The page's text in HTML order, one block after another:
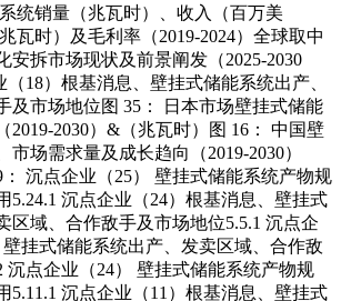
系统销量（兆瓦时）、收入（百万美
瓦时）及毛利率（2019-2024）全球取中
安拆市场现状及前景阐发（2025-2030
（18）根基消息、壁挂式储能系统出产、
及市场地位图 35： 日本市场壁挂式储能
2019-2030）&（兆瓦时）图 16： 中国壁
场需求量及成长趋向（2019-2030）
沉点企业（25） 壁挂式储能系统产物规
5.24.1 沉点企业（24）根基消息、壁挂式
区域、合作敌手及市场地位5.5.1 沉点企
挂式储能系统出产、发卖区域、合作敌
沉点企业（24） 壁挂式储能系统产物规
5.11.1 沉点企业（11）根基消息、壁挂式